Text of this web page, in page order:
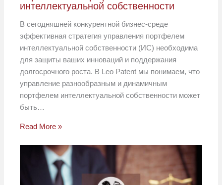
интеллектуальной собственности
В сегодняшней конкурентной бизнес-среде
эффективная стратегия управления портфелем
интеллектуальной собственности (ИС) необходима
для защиты ваших инноваций и поддержания
долгосрочного роста. В Leo Patent мы понимаем, что
управление разнообразным и динамичным
портфелем интеллектуальной собственности может
быть…
Read More »